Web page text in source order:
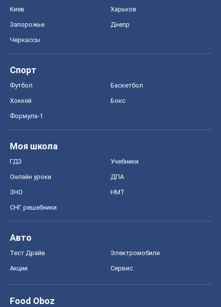
Киев Харьков
Запорожье Днепр
Черкассы
Спорт
Футбол Баскетбол
Хоккей Бокс
Формула-1
Моя школа
ГДЗ Учебники
Онлайн уроки ДПА
ЗНО НМТ
СНГ решебники
Авто
Тест Драйв Электромобили
Акции Сервис
Food Oboz